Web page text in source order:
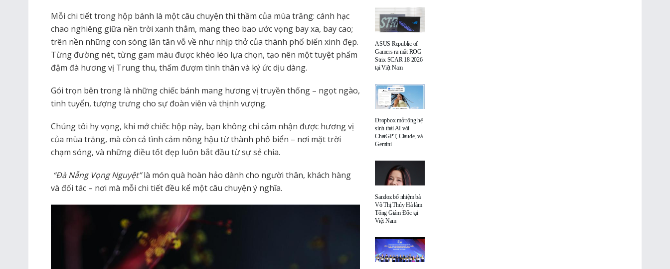
Mỗi chi tiết trong hộp bánh là một câu chuyện thì thầm của mùa trăng: cánh hạc
chao nghiêng giữa nền trời xanh thẳm, mang theo bao ước vọng bay xa, bay cao;
trên nền những con sóng lăn tăn vỗ về như nhịp thở của thành phố biển xinh đẹp.
Từng đường nét, từng gam màu được khéo léo lựa chọn, tạo nên một tuyệt phẩm
đậm đà hương vị Trung thu,thấm đượm tình thân và ký ức dịu dàng.
Gói trọn bên trong là những chiếc bánh mang hương vị truyền thống – ngọt ngào,
tinh tuyển, tượng trưng cho sự đoàn viên và thịnh vượng.
Chúng tôi hy vọng, khi mở chiếc hộp này, bạn không chỉ cảm nhận được hương vị
của mùa trăng, mà còn cả tình cảm nồng hậu từ thành phố biển – nơi mặt trời
chạm sóng, và những điều tốt đẹp luôn bắt đầu từ sự sẻ chia.
“Đà Nẵng Vọng Nguyệt”là món quà hoàn hảo dành cho người thân, khách hàng
và đối tác – nơi mà mỗi chi tiết đều kể một câu chuyện ý nghĩa.
ASUS Republic of
Gamers ra mắt ROG
Strix SCAR 18 2026
tại Việt Nam
Dropbox mở rộng hệ
sinh thái AI với
ChatGPT, Claude, và
Gemini
Sandoz bổ nhiệm bà
Võ Thị Thúy Hà làm
Tổng Giám Đốc tại
Việt Nam